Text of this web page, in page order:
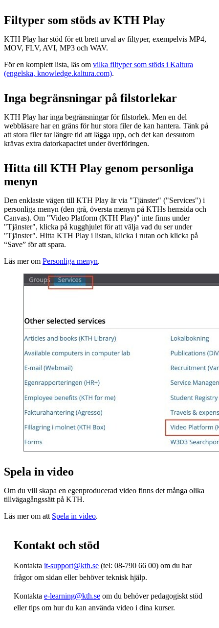
Filtyper som stöds av KTH Play
KTH Play har stöd för ett brett urval av filtyper, exempelvis MP4,
MOV, FLV, AVI, MP3 och WAV.
För en komplett lista, läs om vilka filtyper som stöds i Kaltura
(engelska, knowledge.kaltura.com).
Inga begränsningar på filstorlekar
KTH Play har inga begränsningar för filstorlek. Men en del
webbläsare har en gräns för hur stora filer de kan hantera. Tänk på
att stora filer tar längre tid att lägga upp, och det kan dessutom
krävas extra datorkapacitet under överföringen.
Hitta till KTH Play genom personliga
menyn
Den enklaste vägen till KTH Play är via "Tjänster" ("Services") i
personliga menyn (den grå, översta menyn på KTHs hemsida och
Canvas). Om "Video Platform (KTH Play)" inte finns under
"Tjänster", klicka på kugghjulet för att välja vad du ser under
"Tjänster". Hitta KTH Play i listan, klicka i rutan och klicka på
“Save” för att spara.
Läs mer om Personliga menyn.
Spela in video
Om du vill skapa en egenproducerad video finns det många olika
tillvägagångssätt på KTH.
Läs mer om att Spela in video.
Kontakt och stöd
Kontakta it-support@kth.se (tel: 08-790 66 00) om du har
frågor om sidan eller behöver teknisk hjälp.
Kontakta e-learning@kth.se om du behöver pedagogiskt stöd
eller tips om hur du kan använda video i dina kurser.